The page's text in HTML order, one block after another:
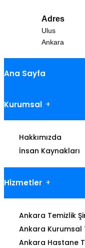
Adres
Ulus
Ankara
Ana Sayfa
Kurumsal
Hakkımızda
İnsan Kaynakları
Hizmetler
Ankara Temizlik
Ankara Kurumsal
Ankara Hastane